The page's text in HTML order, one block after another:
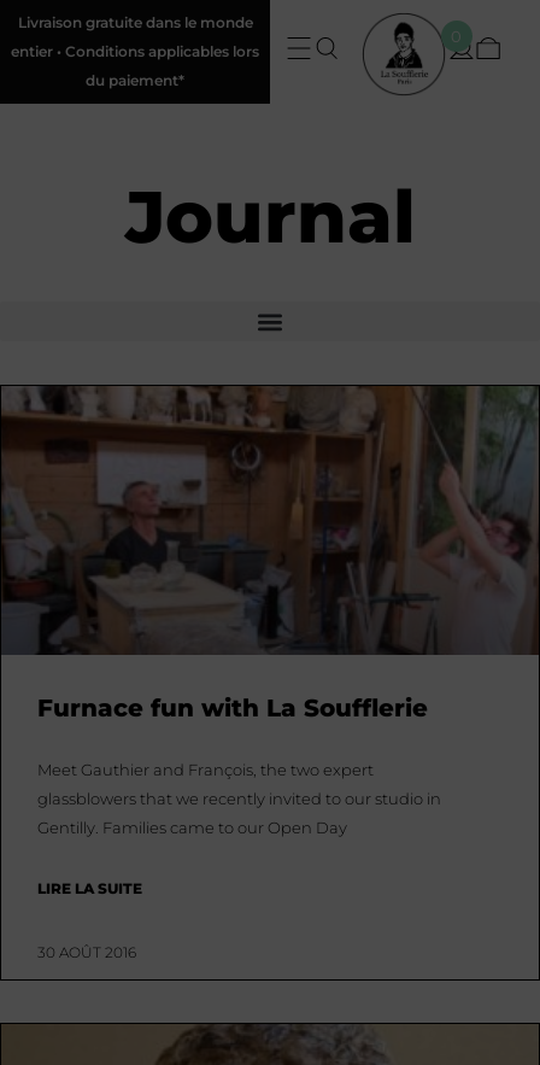
Livraison gratuite dans le monde
entier • Conditions applicables lors
du paiement*
0
Journal
Furnace fun with La Soufflerie
Meet Gauthier and François, the two expert
glassblowers that we recently invited to our studio in
Gentilly. Families came to our Open Day
LIRE LA SUITE
30 AOÛT 2016